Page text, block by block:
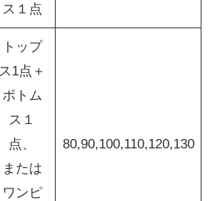
ス１点
トップ
ス1点＋
ボトム
ス１
点、
または
ワンピ
80,90,100,110,120,130